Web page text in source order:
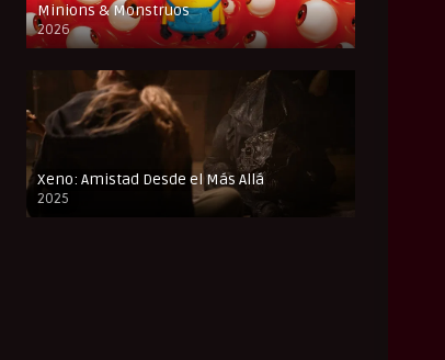
Minions & Monstruos
2026
CAM
Xeno: Amistad Desde el Más Allá
2025
FULL HD